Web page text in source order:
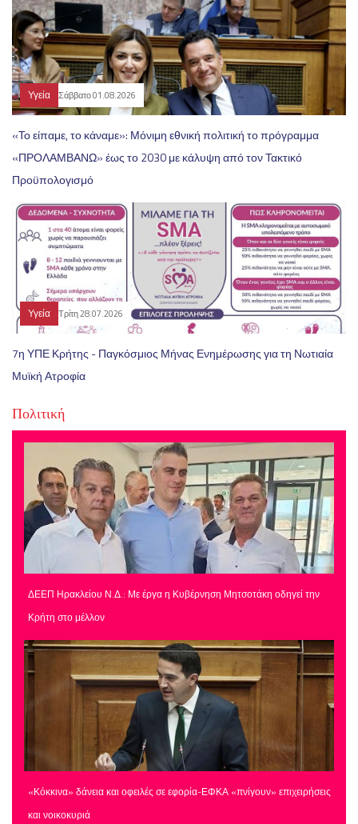
Υγεία Σάββατο 01.08.2026
«Το είπαμε, το κάναμε»: Μόνιμη εθνική πολιτική το πρόγραμμα
«ΠΡΟΛΑΜΒΑΝΩ» έως το 2030 με κάλυψη από τον Τακτικό
Προϋπολογισμό
Υγεία Τρίτη 28.07.2026
7η ΥΠΕ Κρήτης - Παγκόσμιος Μήνας Ενημέρωσης για τη Νωτιαία
Μυϊκή Ατροφία
Πολιτική
ΔΕΕΠ Ηρακλείου Ν.Δ.: Με έργα η Κυβέρνηση Μητσοτάκη οδηγεί την
Κρήτη στο μέλλον
«Κόκκινα» δάνεια και οφειλές σε εφορία-ΕΦΚΑ «πνίγουν» επιχειρήσεις
και νοικοκυριά